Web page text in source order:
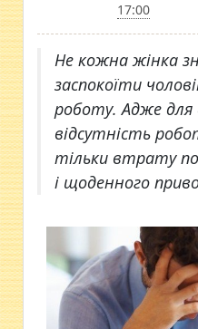
17:00
Не кожна жінка
заспокоїти
роботу. Адже
відсутність
тільки втрату
і щоденного